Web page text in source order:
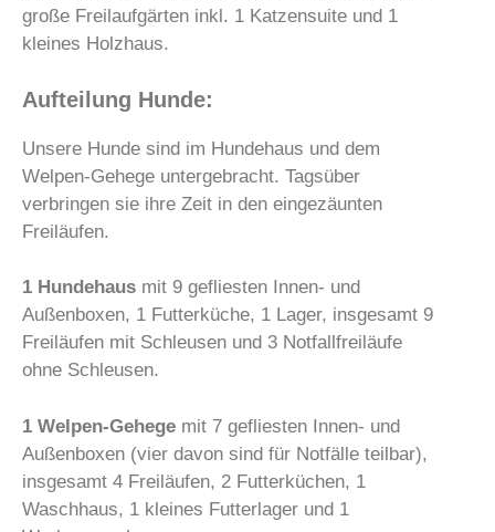
große Freilaufgärten inkl. 1 Katzensuite und 1
kleines Holzhaus.
Aufteilung Hunde:
Unsere Hunde sind im Hundehaus und dem
Welpen-Gehege untergebracht. Tagsüber
verbringen sie ihre Zeit in den eingezäunten
Freiläufen.
1 Hundehaus mit 9 gefliesten Innen- und
Außenboxen, 1 Futterküche, 1 Lager, insgesamt 9
Freiläufen mit Schleusen und 3 Notfallfreiläufe
ohne Schleusen.
1 Welpen-Gehege mit 7 gefliesten Innen- und
Außenboxen (vier davon sind für Notfälle teilbar),
insgesamt 4 Freiläufen, 2 Futterküchen, 1
Waschhaus, 1 kleines Futterlager und 1